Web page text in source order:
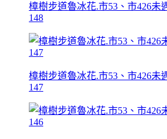
樟樹步道魯冰花.市53、市426未
148
樟樹步道魯冰花.市53、市426未
147